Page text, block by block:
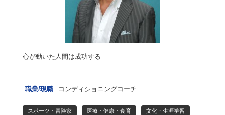
心が動いた人間は成功する
職業/現職 コンディショニングコーチ
スポーツ・冒険家 医療・健康・食育 文化・生涯学習